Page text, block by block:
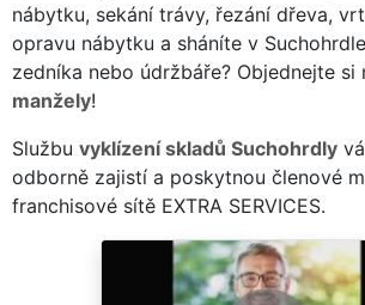
nábytku, sekání trávy, řezání dřeva,
opravu nábytku a sháníte v
zedníka nebo údržbáře? Objednejte si
manžely!
Službu vyklízení skladů Suchohrdly
odborně zajistí a poskytnou členové
franchisové sítě EXTRA SERVICES.